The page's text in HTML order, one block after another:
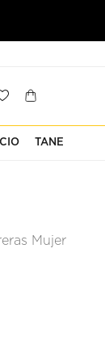
TANE
Mujer